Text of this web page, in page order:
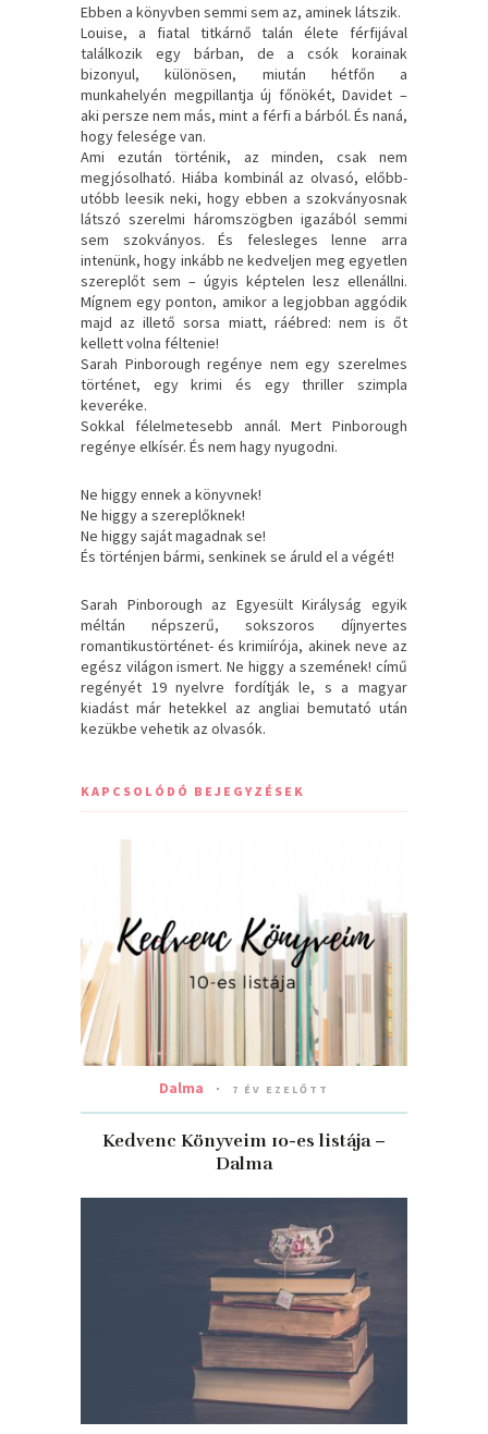
Ebben a könyvben semmi sem az, aminek látszik.
Louise, a fiatal titkárnő talán élete férfijával
találkozik egy bárban, de a csók korainak
bizonyul, különösen, miután hétfőn a
munkahelyén megpillantja új főnökét, Davidet –
aki persze nem más, mint a férfi a bárból. És naná,
hogy felesége van.
Ami ezután történik, az minden, csak nem
megjósolható. Hiába kombinál az olvasó, előbb-
utóbb leesik neki, hogy ebben a szokványosnak
látszó szerelmi háromszögben igazából semmi
sem szokványos. És felesleges lenne arra
intenünk, hogy inkább ne kedveljen meg egyetlen
szereplőt sem – úgyis képtelen lesz ellenállni.
Mígnem egy ponton, amikor a legjobban aggódik
majd az illető sorsa miatt, ráébred: nem is őt
kellett volna féltenie!
Sarah Pinborough regénye nem egy szerelmes
történet, egy krimi és egy thriller szimpla
keveréke.
Sokkal félelmetesebb annál. Mert Pinborough
regénye elkísér. És nem hagy nyugodni.
Ne higgy ennek a könyvnek!
Ne higgy a szereplőknek!
Ne higgy saját magadnak se!
És történjen bármi, senkinek se áruld el a végét!
Sarah Pinborough az Egyesült Királyság egyik
méltán népszerű, sokszoros díjnyertes
romantikustörténet- és krimiírója, akinek neve az
egész világon ismert. Ne higgy a szemének! című
regényét 19 nyelvre fordítják le, s a magyar
kiadást már hetekkel az angliai bemutató után
kezükbe vehetik az olvasók.
KAPCSOLÓDÓ BEJEGYZÉSEK
Dalma 7 ÉV EZELŐTT
Kedvenc Könyveim 10-es listája –
Dalma